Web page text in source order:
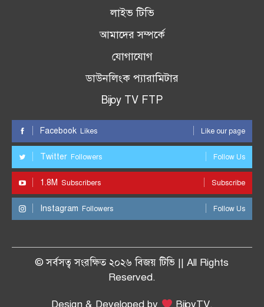
লাইভ টিভি
আমাদের সম্পর্কে
যোগাযোগ
ডাউনলিংক প্যারামিটার
Bijoy TV FTP
Facebook Likes Like our page
Twitter Followers Follow Us
1.8M Subscribers Subscribe
Instagram Followers Follow Us
© সর্বসত্ব সংরক্ষিত ২০২৬ বিজয় টিভি || All Rights
Reserved.
Design & Developed by BijoyTV.